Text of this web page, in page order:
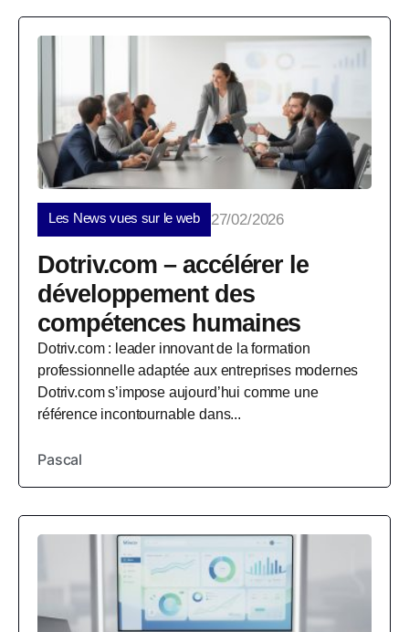
Les News vues sur le web 27/02/2026
Dotriv.com – accélérer le
développement des
compétences humaines
Dotriv.com : leader innovant de la formation
professionnelle adaptée aux entreprises modernes
Dotriv.com s’impose aujourd’hui comme une
référence incontournable dans...
Pascal